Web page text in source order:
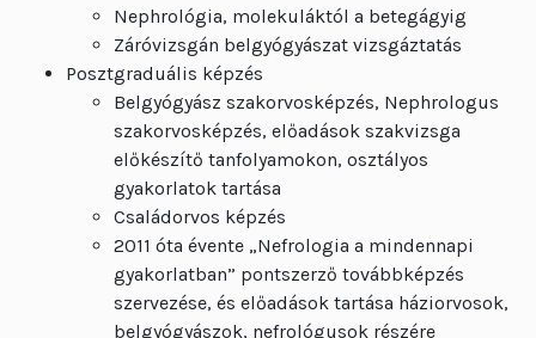
Nephrológia, molekuláktól a betegágyig
Záróvizsgán belgyógyászat vizsgáztatás
Posztgraduális képzés
Belgyógyász szakorvosképzés, Nephrologus
szakorvosképzés, előadások szakvizsga
előkészítő tanfolyamokon, osztályos
gyakorlatok tartása
Családorvos képzés
2011 óta évente „Nefrologia a mindennapi
gyakorlatban” pontszerző továbbképzés
szervezése, és előadások tartása háziorvosok,
belgyógyászok, nefrológusok részére